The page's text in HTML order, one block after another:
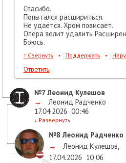
Спасибо.
Попытался расшириться.
Не удаётся. Хром повисает.
Опера велит удалить
Боюсь.
↑ Свернуть • Поддержать •
Ответить
№7Леонид Кулешов
→
Леонид Радченко
17.04.2026 00:46
↓ Развернуть
№8 Леонид Радченко
→
Леонид Кулешов,
17.04.2026 10:06